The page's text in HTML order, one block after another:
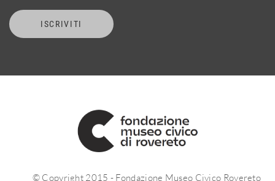
ISCRIVITI
© Copyright 2015 - Fondazione Museo Civico Rovereto